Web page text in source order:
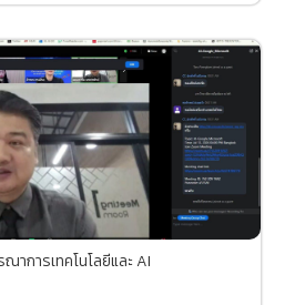
าการเทคโนโลยีและ AI